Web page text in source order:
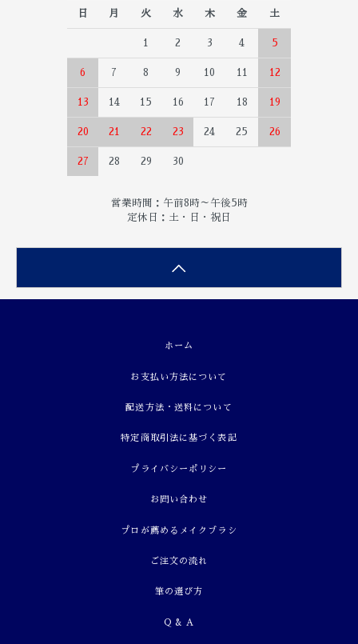
日 月 火 水 木 金 土
1 2 3 4 5
6 7 8 9 10 11 12
13 14 15 16 17 18 19
20 21 22 23 24 25 26
27 28 29 30
営業時間：午前8時～午後5時
定休日：土・日・祝日
ホーム
お支払い方法について
配送方法・送料について
特定商取引法に基づく表記
プライバシーポリシー
お問い合わせ
プロが薦めるメイクブラシ
ご注文の流れ
筆の選び方
Q & A